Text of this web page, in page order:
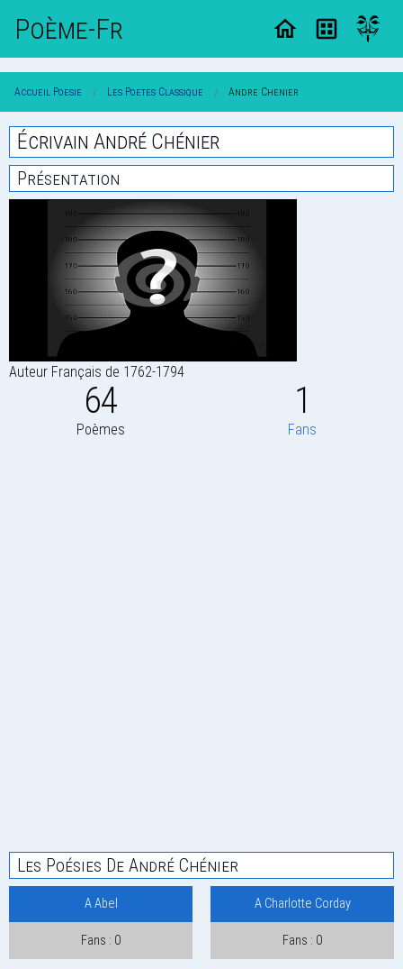
Poème-Fr
Accueil Poesie Les Poetes Classique Andre Chenier
Écrivain André Chénier
Présentation
Auteur Français de 1762-1794
64
Poèmes
1
Fans
Les Poésies De André Chénier
A Abel
Fans : 0
A Charlotte Corday
Fans : 0